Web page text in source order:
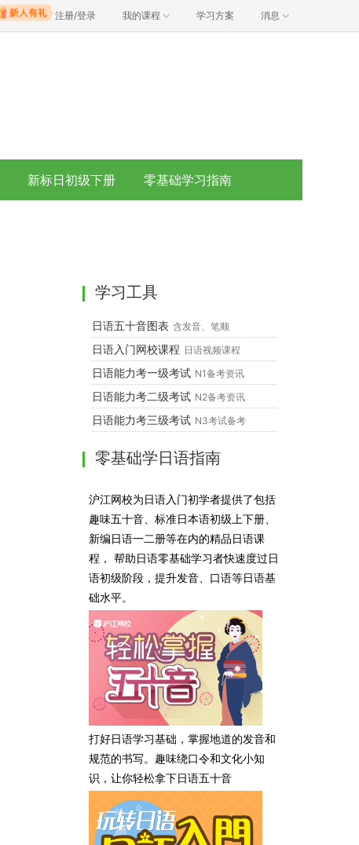
注册/登录 我的课程 学习方案 消息
新标日初级下册 零基础学习指南
学习工具
日语五十音图表 含发音、笔顺
日语入门网校课程 日语视频课程
日语能力考一级考试 N1备考资讯
日语能力考二级考试 N2备考资讯
日语能力考三级考试 N3考试备考
零基础学日语指南
沪江网校为日语入门初学者提供了包括
趣味五十音、标准日本语初级上下册、
新编日语一二册等在内的精品日语课
程， 帮助日语零基础学习者快速度过日
语初级阶段，提升发音、口语等日语基
础水平。
打好日语学习基础，掌握地道的发音和
规范的书写。趣味绕口令和文化小知
识，让你轻松拿下日语五十音